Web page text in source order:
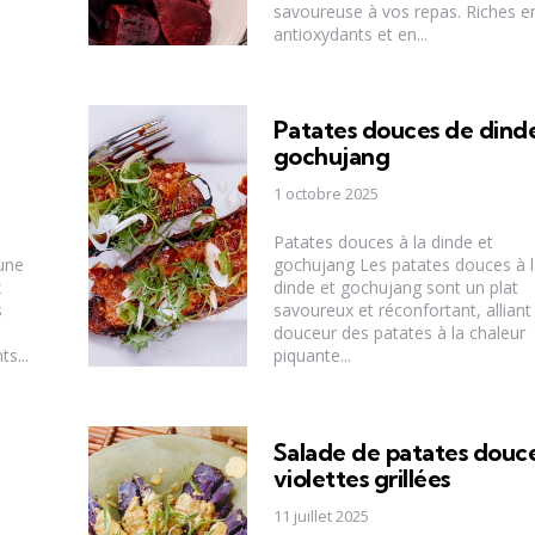
savoureuse à vos repas. Riches
antioxydants et en...
Patates douces de
gochujang
1 octobre 2025
Patates douces à la dinde et
gochujang Les patates douces à
dinde et gochujang sont un plat
savoureux et réconfortant, alliant
douceur des patates à la chaleur
piquante...
Salade de patates
violettes grillées
11 juillet 2025